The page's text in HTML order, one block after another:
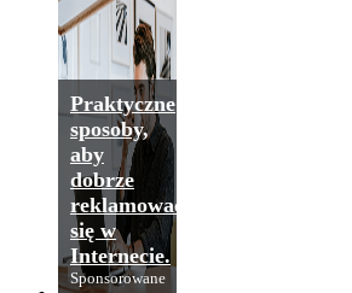
Praktyczne
sposoby,
aby
dobrze
reklamować
się w
Internecie.
Sponsorowane